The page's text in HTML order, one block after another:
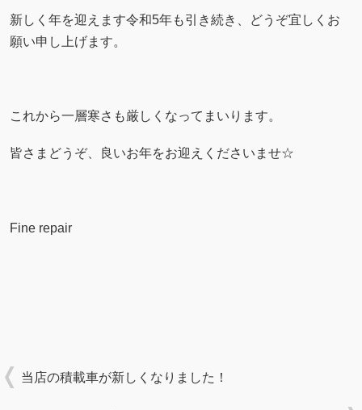
新しく年を迎えます令和5年も引き続き、どうぞ宜しくお
願い申し上げます。
これから一層寒さも厳しくなってまいります。
皆さまどうぞ、良いお年をお迎えくださいませ☆
Fine repair
当店の積載車が新しくなりました！